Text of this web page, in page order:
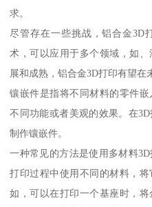
求。
尽管存在一些挑战，铝合金3D
术，可以应用于多个领域，如
展和成熟，铝合金3D打印有望在
镶嵌件是指将不同材料的零件
不同功能或者美观的效果。在
制作镶嵌件。
一种常见的方法是使用多材料
打印过程中使用不同的材料，
如，可以在打印一个基座时，